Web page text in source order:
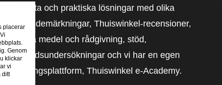
relevanta och praktiska lösningar med olika
förtroendemärkningar, Thuiswinkel-recensioner,
rättsliga medel och rådgivning, stöd,
marknadsundersökningar och vi har en egen
utbildningsplattform, Thuiswinkel e-Academy.
placerar
Genom
klickar
vi
ditt